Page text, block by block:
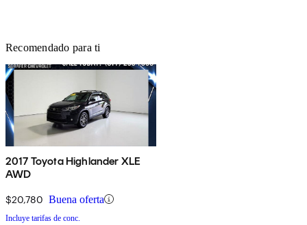
Recomendado para ti
2017 Toyota Highlander XLE
AWD
$20,780 Buena oferta
Incluye tarifas de conc.